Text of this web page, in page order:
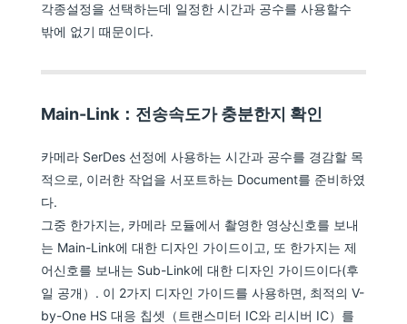
각종설정을 선택하는데 일정한 시간과 공수를 사용할수
밖에 없기 때문이다.
Main-Link：전송속도가 충분한지 확인
카메라 SerDes 선정에 사용하는 시간과 공수를 경감할 목
적으로, 이러한 작업을 서포트하는 Document를 준비하였
다.
그중 한가지는, 카메라 모듈에서 촬영한 영상신호를 보내
는 Main-Link에 대한 디자인 가이드이고, 또 한가지는 제
어신호를 보내는 Sub-Link에 대한 디자인 가이드이다(후
일 공개）. 이 2가지 디자인 가이드를 사용하면, 최적의 V-
by-One HS 대응 칩셋（트랜스미터 IC와 리시버 IC）를